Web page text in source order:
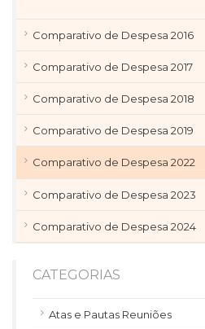
Comparativo de Despesa 2016
Comparativo de Despesa 2017
Comparativo de Despesa 2018
Comparativo de Despesa 2019
Comparativo de Despesa 2022
Comparativo de Despesa 2023
Comparativo de Despesa 2024
CATEGORIAS
Atas e Pautas Reuniões